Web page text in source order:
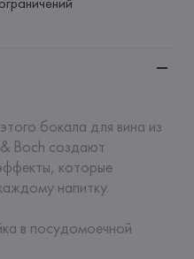
бокала для вина из
Boch создают
которые
напитку.
в посудомоечной